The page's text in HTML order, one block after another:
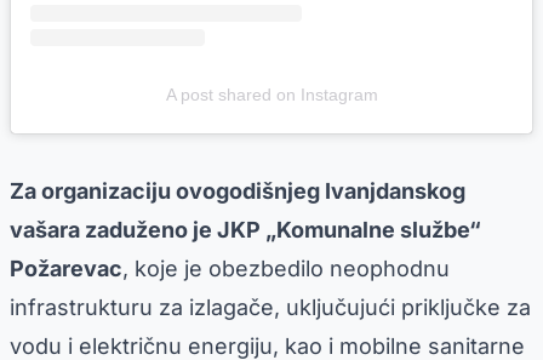
A post shared on Instagram
Za organizaciju ovogodišnjeg Ivanjdanskog
vašara zaduženo je JKP „Komunalne službe“
Požarevac, koje je obezbedilo neophodnu
infrastrukturu za izlagače, uključujući priključke za
vodu i električnu energiju, kao i mobilne sanitarne